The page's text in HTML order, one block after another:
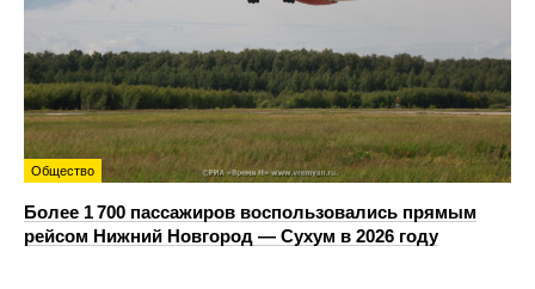
Общество
Более 1 700 пассажиров воспользовались прямым
рейсом Нижний Новгород — Сухум в 2026 году